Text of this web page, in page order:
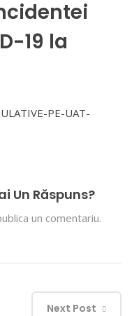
19 la
PE-UAT-
Un Răspuns?
un comentariu.
Next Post